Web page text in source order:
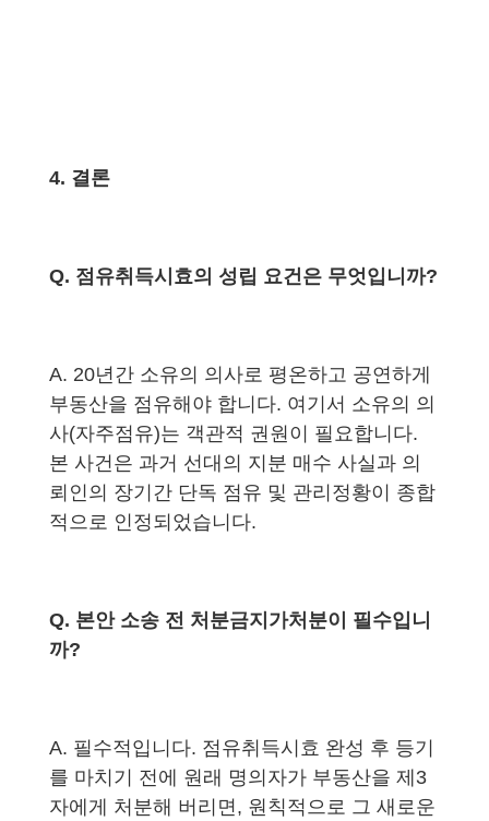
4. 결론
Q. 점유취득시효의 성립 요건은 무엇입니까?
A. 20년간 소유의 의사로 평온하고 공연하게
부동산을 점유해야 합니다. 여기서 소유의 의
사(자주점유)는 객관적 권원이 필요합니다.
본 사건은 과거 선대의 지분 매수 사실과 의
뢰인의 장기간 단독 점유 및 관리정황이 종합
적으로 인정되었습니다.
Q. 본안 소송 전 처분금지가처분이 필수입니
까?
A. 필수적입니다. 점유취득시효 완성 후 등기
를 마치기 전에 원래 명의자가 부동산을 제3
자에게 처분해 버리면, 원칙적으로 그 새로운